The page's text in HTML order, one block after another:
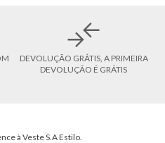
DEVOLUÇÃO GRÁTIS, A PRIMEIRA
DEVOLUÇÃO É GRÁTIS
à Veste S.A Estilo.